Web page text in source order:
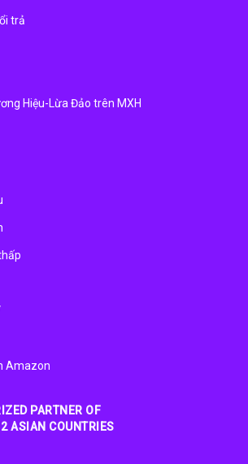
trả
Hiệu-Lừa Đảo trên MXH
Amazon
PARTNER OF
ASIAN COUNTRIES